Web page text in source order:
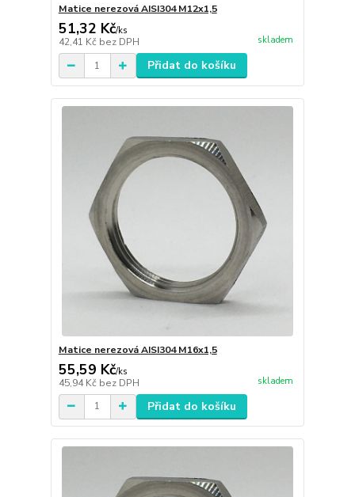
Matice nerezová AISI304 M12x1,5
51,32 Kč/ks
42,41 Kč bez DPH skladem
Přidat do košíku
Matice nerezová AISI304 M16x1,5
55,59 Kč/ks
45,94 Kč bez DPH skladem
Přidat do košíku